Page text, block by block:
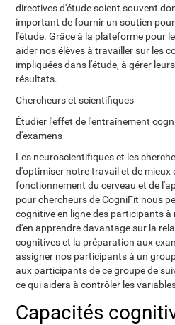
directives d'étude soient souvent
important de fournir un soutien
l'étude. Grâce à la plateforme pour
aider nos élèves à travailler sur les
impliquées dans l'étude, à gérer
résultats.
Chercheurs et scientifiques
Étudier l'effet de l'entraînement
d'examens
Les neuroscientifiques et les
d'optimiser notre travail et de mieux
fonctionnement du cerveau et de
pour chercheurs de CogniFit nous
cognitive en ligne des participants
d'en apprendre davantage sur la
cognitives et la préparation aux
assigner nos participants à un
aux participants de ce groupe de
ce qui aidera à contrôler les
Capacités